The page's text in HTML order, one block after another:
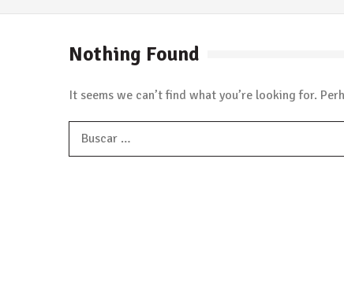
Nothing Found
It seems we can’t find what you’re looking for.